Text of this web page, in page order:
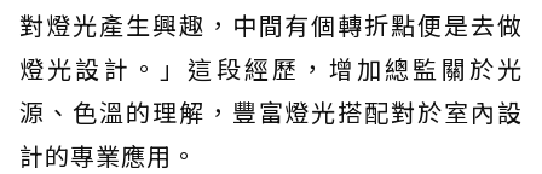
對燈光產生興趣，中間有個轉折點便是去做
燈光設計。」這段經歷，增加總監關於光
源、色溫的理解，豐富燈光搭配對於室內設
計的專業應用。